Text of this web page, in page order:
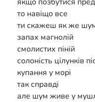
то навіщо все
ти скажеш як же
запах магнолій
смолистих піній
солоність цілунків
купання у морі
так справді
але шум живе у